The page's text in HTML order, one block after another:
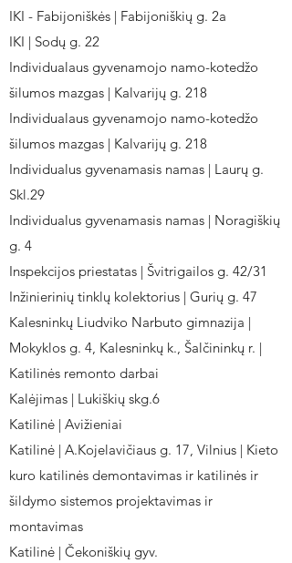
IKI - Fabijoniškės | Fabijoniškių g. 2a
IKI | Sodų g. 22
Individualaus gyvenamojo namo-kotedžo
šilumos mazgas | Kalvarijų g. 218
Individualaus gyvenamojo namo-kotedžo
šilumos mazgas | Kalvarijų g. 218
Individualus gyvenamasis namas | Laurų g.
Skl.29
Individualus gyvenamasis namas | Noragiškių
g. 4
Inspekcijos priestatas | Švitrigailos g. 42/31
Inžinierinių tinklų kolektorius | Gurių g. 47
Kalesninkų Liudviko Narbuto gimnazija |
Mokyklos g. 4, Kalesninkų k., Šalčininkų r. |
Katilinės remonto darbai
Kalėjimas | Lukiškių skg.6
Katilinė | Avižieniai
Katilinė | A.Kojelavičiaus g. 17, Vilnius | Kieto
kuro katilinės demontavimas ir katilinės ir
šildymo sistemos projektavimas ir
montavimas
Katilinė | Čekoniškių gyv.